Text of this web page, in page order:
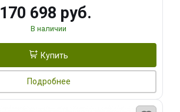
170 698 руб.
В наличии
Купить
Подробнее